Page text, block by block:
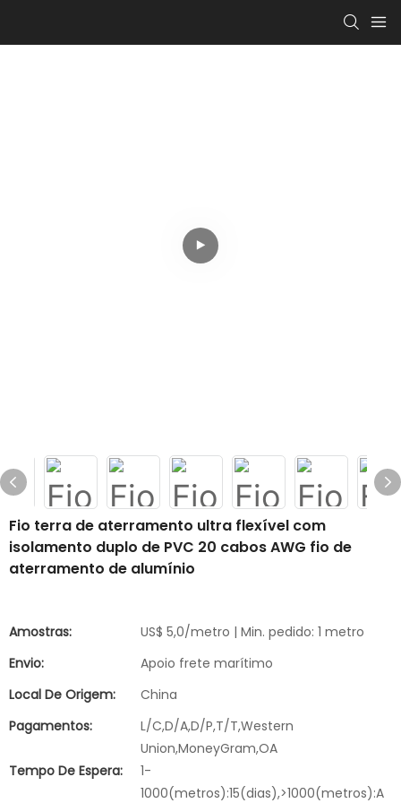
Fio terra de aterramento ultra flexível com
isolamento duplo de PVC 20 cabos AWG fio de
aterramento de alumínio
Amostras:
US$ 5,0/metro | Min. pedido: 1 metro
Envio:
Apoio frete marítimo
Local De Origem:
China
Pagamentos:
L/C,D/A,D/P,T/T,Western
Union,MoneyGram,OA
Tempo De Espera:
1-
1000(metros):15(dias),>1000(metros):A